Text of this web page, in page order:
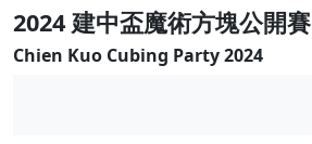
2024 建中盃魔術方塊公開賽
Chien Kuo Cubing Party 2024